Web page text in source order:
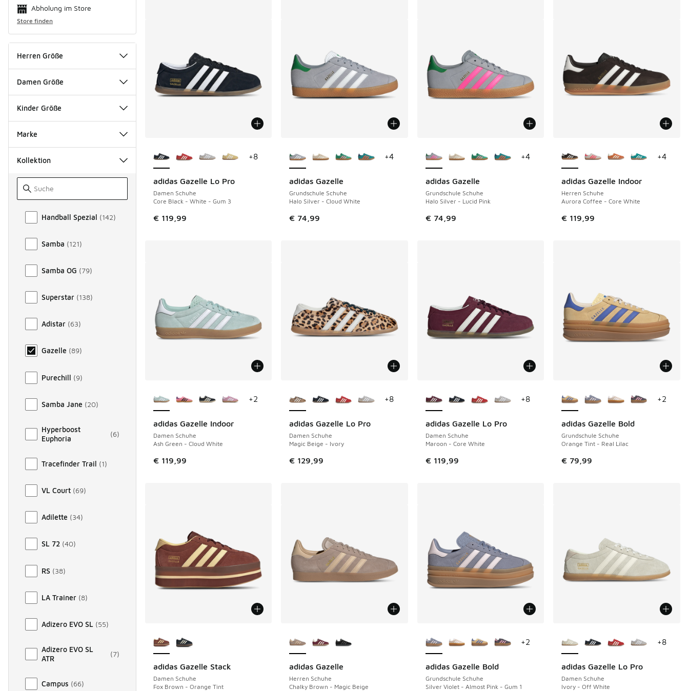
Abholung im Store
Store finden
Herren Größe
Damen Größe
Kinder Größe
Marke
Kollektion
Kollektion
Handball Spezial (142)
Samba (121)
Samba OG (79)
Superstar (138)
Adistar (63)
Gazelle (89)
Purechill (9)
Samba Jane (20)
Hyperboost
Euphoria
(6)
Tracefinder Trail (1)
VL Court (69)
Adilette (34)
SL 72 (40)
RS (38)
LA Trainer (8)
Adizero EVO SL (55)
Adizero EVO SL
ATR
(7)
Campus (66)
adidas Gazelle Lo Pro
Damen Schuhe
Core Black - White - Gum 3
€ 119,99
+8
adidas Gazelle
Grundschule Schuhe
Halo Silver - Cloud White
€ 74,99
+4
adidas Gazelle
Grundschule Schuhe
Halo Silver - Lucid Pink
€ 74,99
+4
adidas Gazelle Indoor
Herren Schuhe
Aurora Coffee - Core White
€ 119,99
+4
adidas Gazelle Indoor
Damen Schuhe
Ash Green - Cloud White
€ 119,99
+2
adidas Gazelle Lo Pro
Damen Schuhe
Magic Beige - Ivory
€ 129,99
+8
adidas Gazelle Lo Pro
Damen Schuhe
Maroon - Core White
€ 119,99
+8
adidas Gazelle Bold
Grundschule Schuhe
Orange Tint - Real Lilac
€ 79,99
+2
adidas Gazelle Stack
Damen Schuhe
Fox Brown - Orange Tint
adidas Gazelle
Herren Schuhe
Chalky Brown - Magic Beige
adidas Gazelle Bold
Grundschule Schuhe
Silver Violet - Almost Pink - Gum 1
+2
adidas Gazelle Lo Pro
Damen Schuhe
Ivory - Off White
+8